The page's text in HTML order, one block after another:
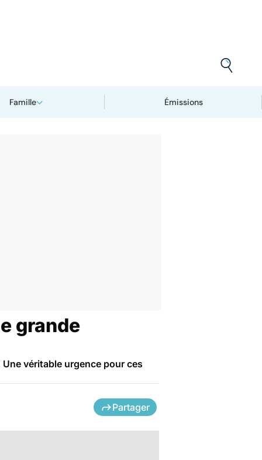
Famille Émissions
grande
véritable urgence pour ces
Partager